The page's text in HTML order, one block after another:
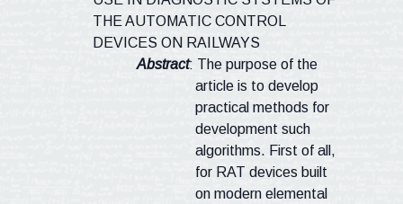
THE AUTOMATIC CONTROL
DEVICES ON RAILWAYS
Abstract: The purpose of the
article is to develop
practical methods for
development such
algorithms. First of all,
for RAT devices built
on modern elemental